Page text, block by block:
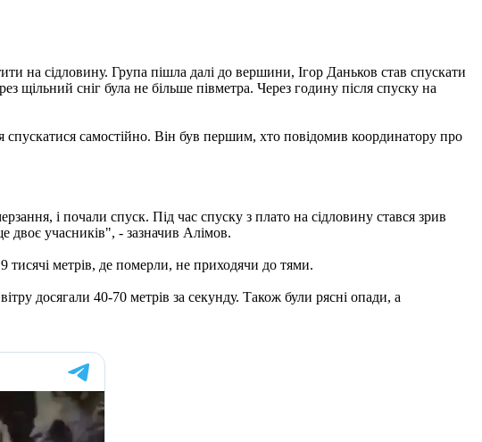
на сідловину. Група пішла далі до вершини, Ігор Даньков став спускати
щільний сніг була не більше півметра. Через годину після спуску на
самостійно. Він був першим, хто повідомив координатору про
і почали спуск. Під час спуску з плато на сідловину стався зрив
двоє учасників", - зазначив Алімов.
тисячі метрів, де померли, не приходячи до тями.
досягали 40-70 метрів за секунду. Також були рясні опади, а